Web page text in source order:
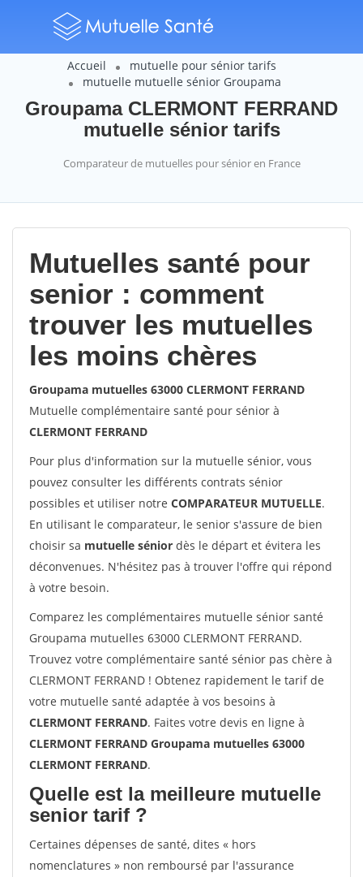
Accueil
mutuelle pour sénior tarifs
mutuelle mutuelle sénior Groupama
Groupama CLERMONT FERRAND
mutuelle sénior tarifs
Comparateur de mutuelles pour sénior en France
Mutuelles santé pour
senior : comment
trouver les mutuelles
les moins chères
Groupama mutuelles 63000 CLERMONT FERRAND
Mutuelle complémentaire santé pour sénior à
CLERMONT FERRAND
Pour plus d'information sur la mutuelle sénior, vous
pouvez consulter les différents contrats sénior
possibles et utiliser notre COMPARATEUR MUTUELLE.
En utilisant le comparateur, le senior s'assure de bien
choisir sa mutuelle sénior dès le départ et évitera les
déconvenues. N'hésitez pas à trouver l'offre qui répond
à votre besoin.
Comparez les complémentaires mutuelle sénior santé
Groupama mutuelles 63000 CLERMONT FERRAND.
Trouvez votre complémentaire santé sénior pas chère à
CLERMONT FERRAND ! Obtenez rapidement le tarif de
votre mutuelle santé adaptée à vos besoins à
CLERMONT FERRAND. Faites votre devis en ligne à
CLERMONT FERRAND Groupama mutuelles 63000
CLERMONT FERRAND.
Quelle est la meilleure mutuelle
senior tarif ?
Certaines dépenses de santé, dites « hors
nomenclatures » non remboursé par l'assurance